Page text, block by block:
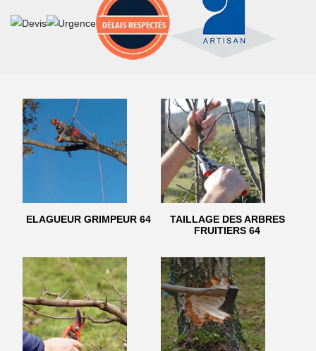
ELAGUEUR GRIMPEUR 64
TAILLAGE DES ARBRES
FRUITIERS 64